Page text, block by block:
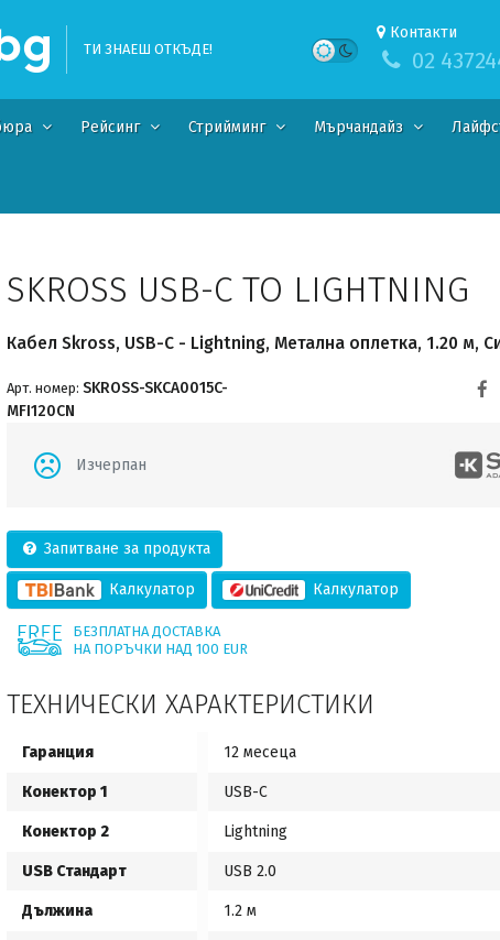
ТИ ЗНАЕШ ОТКЪДЕ!
Контакти
02
Рейсинг Стрийминг Мърчандайз
SKROSS USB-C TO LIGHTNING
Кабел Skross, USB-C - Lightning, Метална оплетка, 1.20 м,
Арт. номер: SKROSS-SKCA0015C-
MFI120CN
Изчерпан
Запитване за продукта
Калкулатор Калкулатор
БЕЗПЛАТНА ДОСТАВКА
НА ПОРЪЧКИ НАД 100 EUR
ТЕХНИЧЕСКИ ХАРАКТЕРИСТИКИ
Гаранция 12 месеца
Конектор 1 USB-C
Конектор 2 Lightning
USB Стандарт USB 2.0
Дължина 1.2 м